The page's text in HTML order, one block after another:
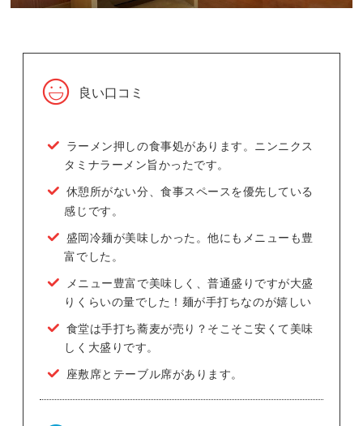
良い口コミ
ラーメン押しの食事処があります。ニンニクス
タミナラーメン旨かったです。
休憩所がない分、食事スペースを優先している
感じです。
盛岡冷麺が美味しかった。他にもメニューも豊
富でした。
メニュー豊富で美味しく、普通盛りですが大盛
りくらいの量でした！麺が手打ちなのが嬉しい
食堂は手打ち蕎麦が売り？そこそこ安くて美味
しく大盛りです。
座敷席とテーブル席があります。